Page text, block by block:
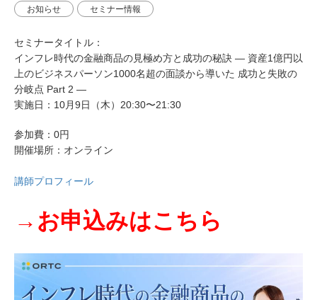
お知らせ セミナー情報
セミナータイトル：
インフレ時代の金融商品の見極め方と成功の秘訣 ― 資産1億円以
上のビジネスパーソン1000名超の面談から導いた 成功と失敗の
分岐点 Part 2 ―
実施日：10月9日（木）20:30〜21:30
参加費：0円
開催場所：オンライン
講師プロフィール
→お申込みはこちら